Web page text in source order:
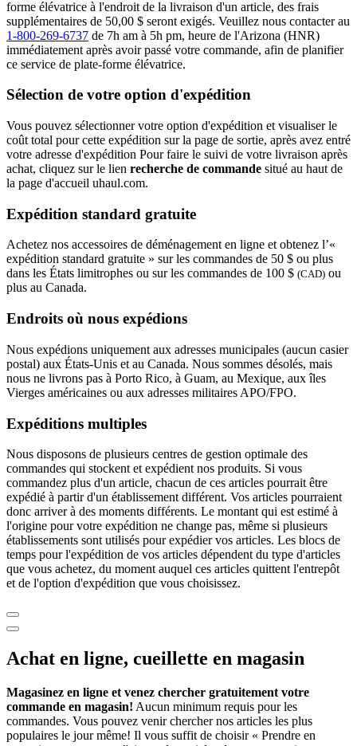
forme élévatrice à l'endroit de la livraison d'un article, des frais
supplémentaires de 50,00 $ seront exigés. Veuillez nous contacter au
1-800-269-6737 de 7h am à 5h pm, heure de l'Arizona (HNR)
immédiatement après avoir passé votre commande, afin de planifier
ce service de plate-forme élévatrice.
Sélection de votre option d'expédition
Vous pouvez sélectionner votre option d'expédition et visualiser le
coût total pour cette expédition sur la page de sortie, après avez entré
votre adresse d'expédition Pour faire le suivi de votre livraison après
achat, cliquez sur le lien recherche de commande situé au haut de
la page d'accueil uhaul.com.
Expédition standard gratuite
Achetez nos accessoires de déménagement en ligne et obtenez l’«
expédition standard gratuite » sur les commandes de 50 $ ou plus
dans les États limitrophes ou sur les commandes de 100 $ (CAD) ou
plus au Canada.
Endroits où nous expédions
Nous expédions uniquement aux adresses municipales (aucun casier
postal) aux États-Unis et au Canada. Nous sommes désolés, mais
nous ne livrons pas à Porto Rico, à Guam, au Mexique, aux îles
Vierges américaines ou aux adresses militaires APO/FPO.
Expéditions multiples
Nous disposons de plusieurs centres de gestion optimale des
commandes qui stockent et expédient nos produits. Si vous
commandez plus d'un article, chacun de ces articles pourrait être
expédié à partir d'un établissement différent. Vos articles pourraient
donc arriver à des moments différents. Le montant qui est estimé à
l'origine pour votre expédition ne change pas, même si plusieurs
établissements sont utilisés pour expédier vos articles. Les blocs de
temps pour l'expédition de vos articles dépendent du type d'articles
que vous achetez, du moment auquel ces articles quittent l'entrepôt
et de l'option d'expédition que vous choisissez.
Achat en ligne, cueillette en magasin
Magasinez en ligne et venez chercher gratuitement votre
commande en magasin! Aucun minimum requis pour les
commandes. Vous pouvez venir chercher nos articles les plus
populaires le jour même! Il vous suffit de choisir « Prendre en